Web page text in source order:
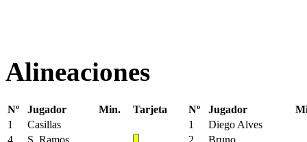
Alineaciones
Nº Jugador Min. Tarjeta Nº Jugador
1
Casillas 1
Diego Alves
4
S. Ramos 2
Bruno